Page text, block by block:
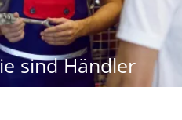
sind Händler